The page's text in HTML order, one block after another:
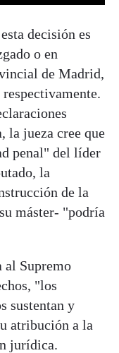
decisión es
o en
de Madrid,
la jueza cree que
penal" del líder
la
de la
máster- "podría
al Supremo
"los
sustentan y
atribución a la
jurídica.